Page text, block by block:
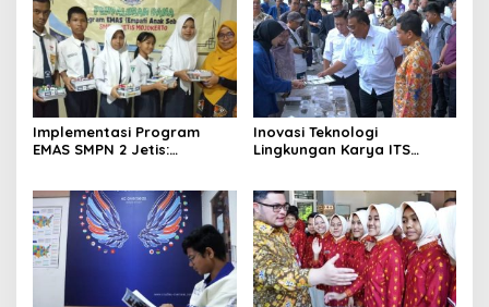
Implementasi Program
EMAS SMPN 2 Jetis:
Inovasi Teknologi
Lingkungan Karya ITS